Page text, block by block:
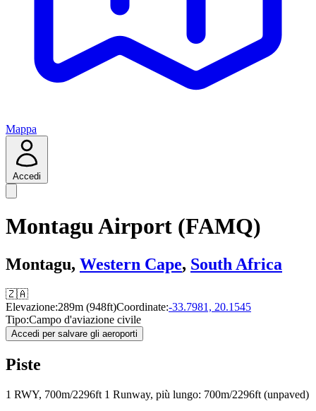
Mappa
Accedi
Montagu Airport (FAMQ)
Montagu, Western Cape, South Africa
🇿🇦
Elevazione:289m (948ft)Coordinate:-33.7981, 20.1545
Tipo:Campo d'aviazione civile
Accedi per salvare gli aeroporti
Piste
1 RWY, 700m/2296ft 1 Runway, più lungo: 700m/2296ft (unpaved)